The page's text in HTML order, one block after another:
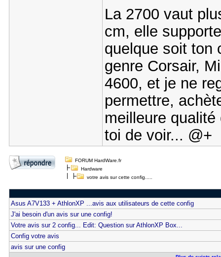
La 2700 vaut
cm, elle
quelque soit ton
genre Corsair,
4600, et je ne
permettre,
meilleure
toi de voir... @+
FORUM HardWare.fr
Hardware
votre avis sur cette config.....
Asus A7V133 + AthlonXP ...avis aux utilisateurs de cette config
J'ai besoin d'un avis sur une config!
Votre avis sur 2 config... Edit: Question sur AthlonXP Box...
Config votre avis
avis sur une config